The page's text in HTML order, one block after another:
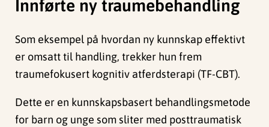
Innførte ny traumebehandling
Som eksempel på hvordan ny kunnskap effektivt
er omsatt til handling, trekker hun frem
traumefokusert kognitiv atferdsterapi (TF-CBT).
Dette er en kunnskapsbasert behandlingsmetode
for barn og unge som sliter med posttraumatisk